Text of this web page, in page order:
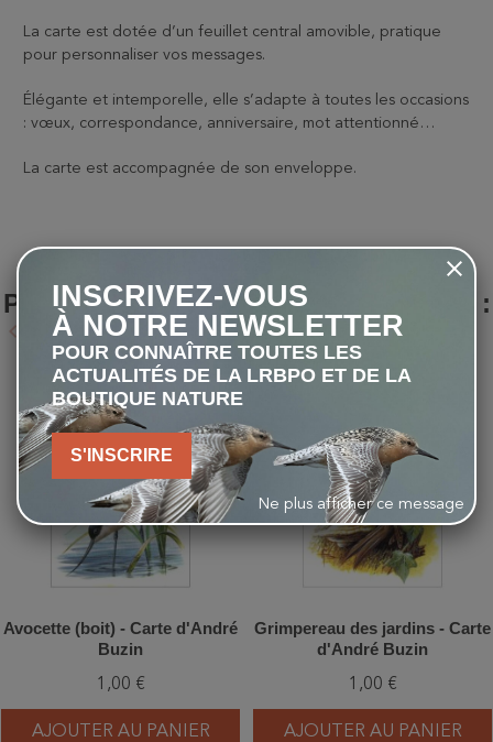
La carte est dotée d’un feuillet central amovible, pratique
pour personnaliser vos messages.
Élégante et intemporelle, elle s’adapte à toutes les occasions
: vœux, correspondance, anniversaire, mot attentionné…
La carte est accompagnée de son enveloppe.
LES CLIENTS QUI ONT ACHETÉ CE
PRODUIT ONT ÉGALEMENT ACHETÉ :
Précédent
keyboard_arrow_left Suivant
keyboard_arrow_right
favorite_border
Avocette (boit) - Carte d'André
Buzin
1,00 €
AJOUTER AU PANIER
Grimpereau des jardins - Carte
d'André Buzin
1,00 €
AJOUTER AU PANIER
INSCRIVEZ-VOUS
À NOTRE NEWSLETTER
POUR CONNAÎTRE TOUTES LES
ACTUALITÉS DE LA LRBPO ET DE LA
BOUTIQUE NATURE
S'INSCRIRE
Ne plus afficher ce message